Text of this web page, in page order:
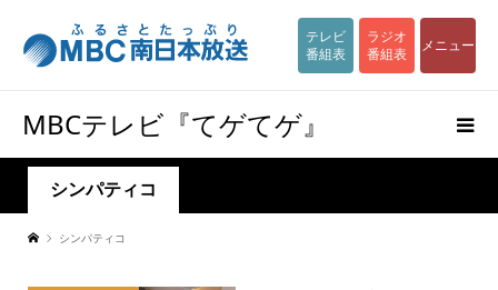
テレビ
番組表
ラジオ
番組表
メニュー
MBCテレビ『てゲてゲ』
シンパティコ
シンパティコ